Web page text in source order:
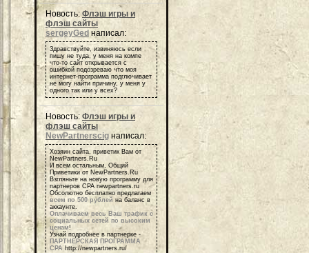
Новость: Флэш игры и
флэш сайты
sergeyGed написал:
Здравствуйте, извиняюсь если
пишу не туда, у меня на компе
что-то сайт открывается с
ошибкой подозреваю что моя
интернет-программа подглючивает
не могу найти причину, у меня у
одного так или у всех?
Новость: Флэш игры и
флэш сайты
NewPartnerscig написал:
Хозяин сайта, приветик Вам от
NewPartners.Ru
И всем остальным, Общий
Приветики от NewPartners.Ru
Взгляньте на новую программу для
партнеров СРА newpartners.ru
Обсолютно бесплатно предлагаем
всем по 500 рублей на баланс в
аккаунте.
Оплачиваем весь Ваш трафик с
социальных сетей по высоким
ценам!
Узнай подробнее в партнерке -
ПАРТНЕРСКАЯ ПРОГРАММА
СРА http://newpartners.ru/